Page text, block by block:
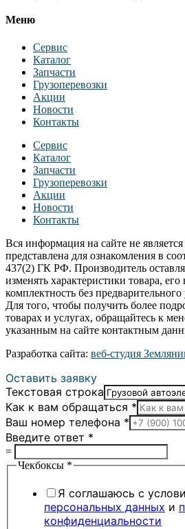
Меню
Сервис
Каталог
Запчасти
Грузоперевозки
Акции
Новости
Контакты
Сервис
Каталог
Запчасти
Грузоперевозки
Акции
Новости
Контакты
Вся информация на сайте не
представлена для ознакомления в
437(2) ГК РФ. Производитель
изменять характеристики товара,
комплектность без
Для того, чтобы получить более
товарах и услугах, обращайтесь к
указанным на сайте контактным
Разработка сайта: веб-студия
Оставить заявку
Текстовая строка
Как к вам обращаться *
Ваш номер телефона *
Введите ответ *
=
Чекбоксы *
Я соглашаюсь с
персональных данных и
конфиденциальности